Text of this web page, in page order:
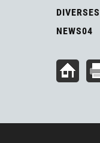
DIVERSES
NEWS04